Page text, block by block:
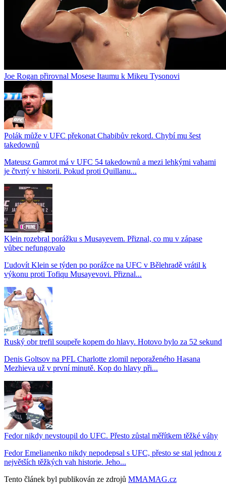
Joe Rogan přirovnal Mosese Itaumu k Mikeu Tysonovi
Polák může v UFC překonat Chabibův rekord. Chybí mu šest
takedownů
Mateusz Gamrot má v UFC 54 takedownů a mezi lehkými vahami
je čtvrtý v historii. Pokud proti Quillanu...
Klein rozebral porážku s Musayevem. Přiznal, co mu v zápase
vůbec nefungovalo
Ľudovít Klein se týden po porážce na UFC v Bělehradě vrátil k
výkonu proti Tofiqu Musayevovi. Přiznal...
Ruský obr trefil soupeře kopem do hlavy. Hotovo bylo za 52 sekund
Denis Goltsov na PFL Charlotte zlomil neporaženého Hasana
Mezhieva už v první minutě. Kop do hlavy při...
Fedor nikdy nevstoupil do UFC. Přesto zůstal měřítkem těžké váhy
Fedor Emelianenko nikdy nepodepsal s UFC, přesto se stal jednou z
největších těžkých vah historie. Jeho...
Tento článek byl publikován ze zdrojů MMAMAG.cz